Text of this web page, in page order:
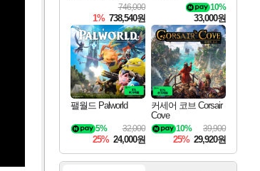
746,000
1% 738,540원
10%
33,000원
팰월드 Palworld
32,000
5%
25% 24,000원
커세어 코브 Corsair
Cove
39,900
10%
25% 29,920원